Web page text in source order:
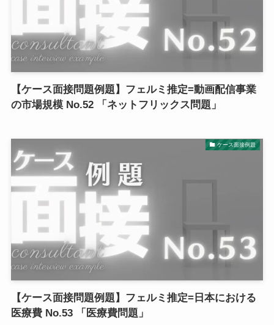
【ケース面接問題例題】フェルミ推定=動画配信事業
の市場規模 No.52 「ネットフリックス問題」
ケース面接例題
【ケース面接問題例題】フェルミ推定=日本における
医療費 No.53 「医療費問題」